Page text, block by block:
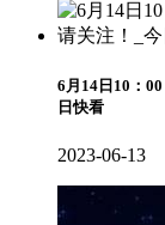
6月14日10：
日快看
2023-06-13